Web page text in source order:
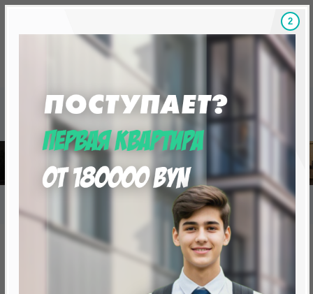
Скидки на новостройки, бонусы
«Минск Мир»
7.13 "Валлетта", квартал "Средиземноморский"
7.13 "Валлетта", квартал
"Средиземноморский"
1